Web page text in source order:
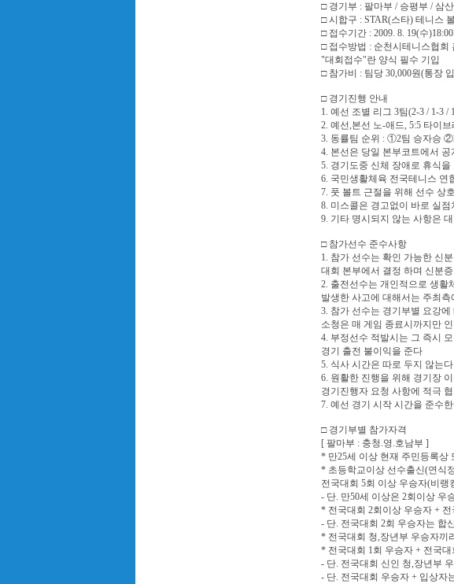
□ 경기부 : 팔마부 / 승평부 / 삼
□ 시합구 : STAR(스타) 테니스 볼
□ 접수기간 : 2009. 8. 19(수)18:00
□ 접수방법 : 순천시테니스협회
"대회접수"란 양식 필수 기입
□ 참가비 : 팀당 30,000원(통장
□ 경기진행 안내
1. 예선 조별 리그 3팀(2-3 / 1-3 /
2. 예선,본선 노-애드, 5:5 타이
3. 동률팀 순위 : ①2팀 승자승
4. 본선은 당일 본부코트에서
5. 경기도중 신체 장애로 휴식
6. 국민생활체육 전국테니스 연
7. 풋 볼트 근절을 위해 선수 상
8. 미스콜은 경고없이 바로 실점
9. 기타 명시되지 않는 사항은
□ 참가선수 준수사항
1. 참가 선수는 확인 가능한 신
대회 본부에서 결정 하며 신분
2. 출전선수는 개인적으로 생활
발생한 사고에 대해서는 주최
3. 참가 선수는 경기부별 요강
소청은 매 게임 종료시까지만
4. 부정선수 적발시는 그 즉시
경기 출전 불이익을 준다
5. 식사 시간은 따로 두지 않는다
6. 원활한 진행을 위해 경기장
경기진행자 요청 사항에 적극
7. 예선 경기 시작 시간을 준수
□ 경기부별 참가자격
[ 팔마부 : 충청.영.호남부 ]
* 만25세 이상 현재 주민등록상
* 초등학교이상 선수출신(연식
전국대회 5회 이상 우승자(비
- 단. 만50세 이상은 2회이상 우
* 전국대회 2회이상 우승자 +
- 단. 전국대회 2회 우승자는 합
* 전국대회 청,장년부 우승자끼
* 전국대회 1회 우승자 + 전국
- 단. 전국대회 신인 청,장년부
- 단. 전국대회 우승자 + 입상자